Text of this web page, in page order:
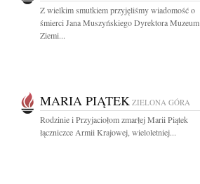
Z wielkim smutkiem przyjęliśmy wiadomość o
śmierci Jana Muszyńskiego Dyrektora Muzeum
Ziemi...
MARIA PIĄTEK ZIELONA GÓRA
Rodzinie i Przyjaciołom zmarłej Marii Piątek
łączniczce Armii Krajowej, wieloletniej...